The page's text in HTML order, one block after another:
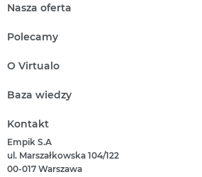
Nasza oferta
Audiobooki
EPrasa
Podaruj Prezent
Polecamy
Ebooki Na Kindle
Nasze Ceny
Nowości
O Virtualo
O Nas
Regulamin Zakupów
Regulamin Punktów
Polityka Prywatności
Informacje Związane Z Aktem O Usługach
Baza wiedzy
Naucz Się Słuchać Audiobooków
Który Czytnik Wybrać?
Jak Czytać Ebooki?
Kontakt
Empik S.A
ul. Marszałkowska 104/122
00-017 Warszawa